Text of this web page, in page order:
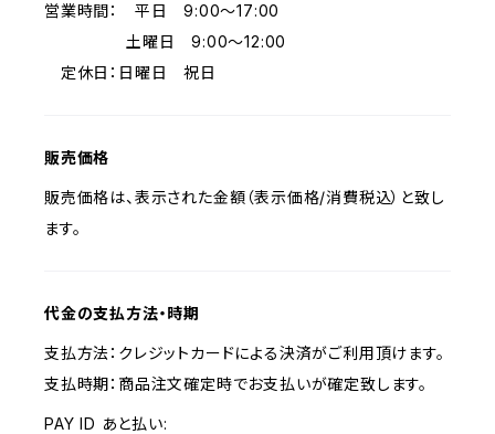
営業時間： 平日 9:00～17:00
土曜日 9:00～12:00
定休日：日曜日 祝日
販売価格
販売価格は、表示された金額（表示価格/消費税込）と致し
ます。
代金の支払方法・時期
支払方法：クレジットカードによる決済がご利用頂けます。
支払時期：商品注文確定時でお支払いが確定致します。
PAY ID あと払い: